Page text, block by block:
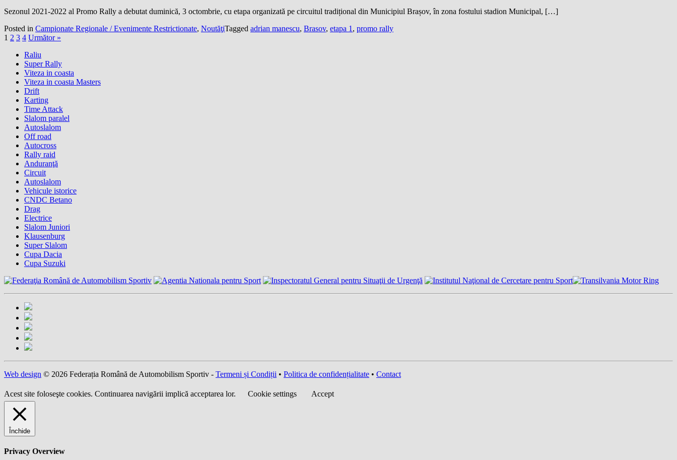
Sezonul 2021-2022 al Promo Rally a debutat duminică, 3 octombrie, cu etapa organizată pe circuitul tradițional din Municipiul Brașov, în zona fostului stadion Municipal, […]
Posted in Campionate Regionale / Evenimente Restrictionate, NoutăţiTagged adrian manescu, Brasov, etapa 1 , promo rally
1 2 3 4 Următor »
Raliu
Super Rally
Viteza in coasta
Viteza in coasta Masters
Drift
Karting
Time Attack
Slalom paralel
Autoslalom
Off road
Autocross
Rally raid
Anduranţă
Circuit
Autoslalom
Vehicule istorice
CNDC Betano
Drag
Electrice
Slalom Juniori
Klausenburg
Super Slalom
Cupa Dacia
Cupa Suzuki
Web design © 2026 Federația Română de Automobilism Sportiv - Termeni și Condiții • Politica de confidențialitate • Contact
Acest site foloseşte cookies. Continuarea navigării implică acceptarea lor. Cookie settings Accept
Închide
Privacy Overview